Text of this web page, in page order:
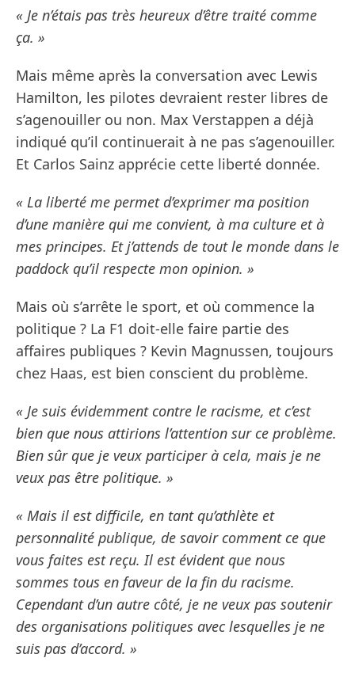
« Je n’étais pas très heureux d’être traité comme
ça. »
Mais même après la conversation avec Lewis
Hamilton, les pilotes devraient rester libres de
s’agenouiller ou non. Max Verstappen a déjà
indiqué qu’il continuerait à ne pas s’agenouiller.
Et Carlos Sainz apprécie cette liberté donnée.
« La liberté me permet d’exprimer ma position
d’une manière qui me convient, à ma culture et à
mes principes. Et j’attends de tout le monde dans le
paddock qu’il respecte mon opinion. »
Mais où s’arrête le sport, et où commence la
politique ? La F1 doit-elle faire partie des
affaires publiques ? Kevin Magnussen, toujours
chez Haas, est bien conscient du problème.
« Je suis évidemment contre le racisme, et c’est
bien que nous attirions l’attention sur ce problème.
Bien sûr que je veux participer à cela, mais je ne
veux pas être politique. »
« Mais il est difficile, en tant qu’athlète et
personnalité publique, de savoir comment ce que
vous faites est reçu. Il est évident que nous
sommes tous en faveur de la fin du racisme.
Cependant d’un autre côté, je ne veux pas soutenir
des organisations politiques avec lesquelles je ne
suis pas d’accord. »